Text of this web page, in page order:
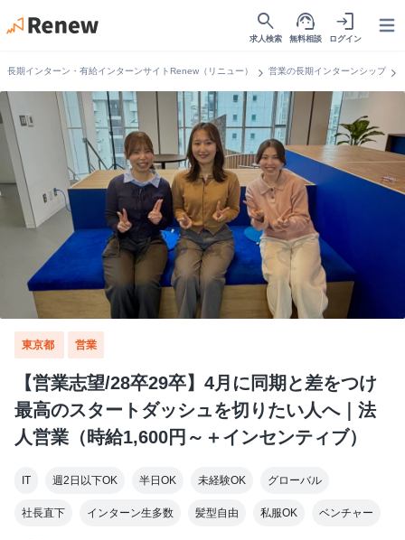
search
求人検索
support_agent
無料相談
login
ログイン
長期インターン・有給インターンサイトRenew（リニュー） chevron_right 営業の長期インターンシップchevron_right
東京都 営業
【営業志望/28卒29卒】4月に同期と差をつけ
最高のスタートダッシュを切りたい人へ｜法
人営業（時給1,600円～＋インセンティブ）
IT 週2日以下OK 半日OK 未経験OK グローバル
社長直下 インターン生多数 髪型自由 私服OK ベンチャー